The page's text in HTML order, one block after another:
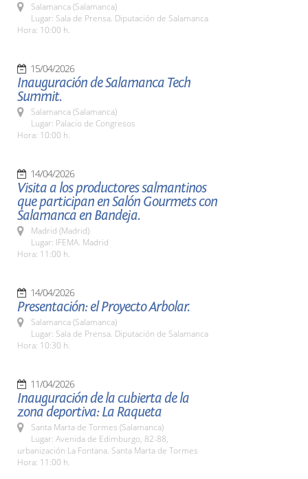
Salamanca (Salamanca)
Lugar: Sala de Prensa. Diputación de Salamanca
Hora: 10:00 h.
15/04/2026
Inauguración de Salamanca Tech
Summit.
Salamanca (Salamanca)
Lugar: Palacio de Congresos
Hora: 10:00 h.
14/04/2026
Visita a los productores salmantinos
que participan en Salón Gourmets con
Salamanca en Bandeja.
Madrid (Madrid)
Lugar: IFEMA. Madrid
Hora: 11:00 h.
14/04/2026
Presentación: el Proyecto Arbolar.
Salamanca (Salamanca)
Lugar: Sala de Prensa. Diputación de Salamanca
Hora: 10:30 h.
11/04/2026
Inauguración de la cubierta de la
zona deportiva: La Raqueta
Santa Marta de Tormes (Salamanca)
Lugar: Avenida de Edimburgo, 82-88,
urbanización La Fontana. Santa Marta de Tormes
Hora: 11:00 h.